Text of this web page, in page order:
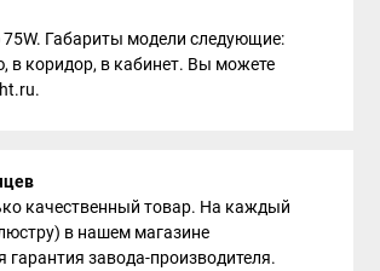
75W. Габариты модели следующие:
в коридор, в кабинет. Вы можете
качественный товар. На каждый
в нашем магазине
гарантия завода-производителя.